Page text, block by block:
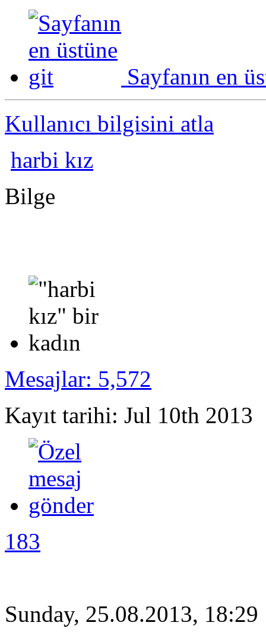
Sayfanın en
Kullanıcı bilgisini atla
harbi kız
Bilge
Mesajlar: 5,572
Kayıt tarihi: Jul 10th 2013
183
Sunday, 25.08.2013, 18:29